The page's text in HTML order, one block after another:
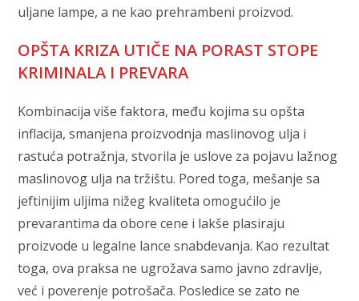
uljane lampe, a ne kao prehrambeni proizvod.
OPŠTA KRIZA UTIČE NA PORAST STOPE
KRIMINALA I PREVARA
Kombinacija više faktora, među kojima su opšta
inflacija, smanjena proizvodnja maslinovog ulja i
rastuća potražnja, stvorila je uslove za pojavu lažnog
maslinovog ulja na tržištu. Pored toga, mešanje sa
jeftinijim uljima nižeg kvaliteta omogućilo je
prevarantima da obore cene i lakše plasiraju
proizvode u legalne lance snabdevanja. Kao rezultat
toga, ova praksa ne ugrožava samo javno zdravlje,
već i poverenje potrošača. Posledice se zato ne